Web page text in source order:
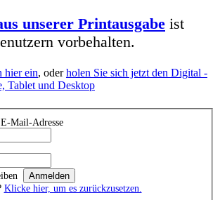
unserer Printausgabe ist
vorbehalten.
hier ein, oderholen Sie sich jetzt den Digital -
Tablet und Desktop
Mail-Adresse
Klicke hier, um es zurückzusetzen.